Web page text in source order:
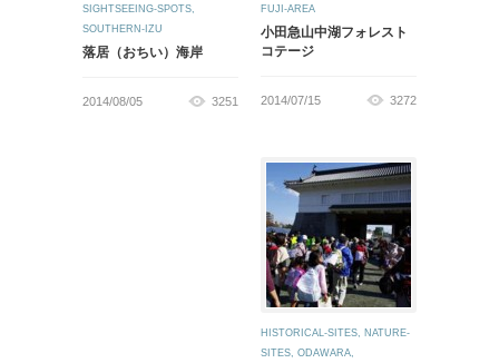
SIGHTSEEING-SPOTS,
SOUTHERN-IZU
落居（おちい）海岸
2014/08/05 3251
FUJI-AREA
小田急山中湖フォレスト
コテージ
2014/07/15 3272
HISTORICAL-SITES, NATURE-
SITES, ODAWARA,